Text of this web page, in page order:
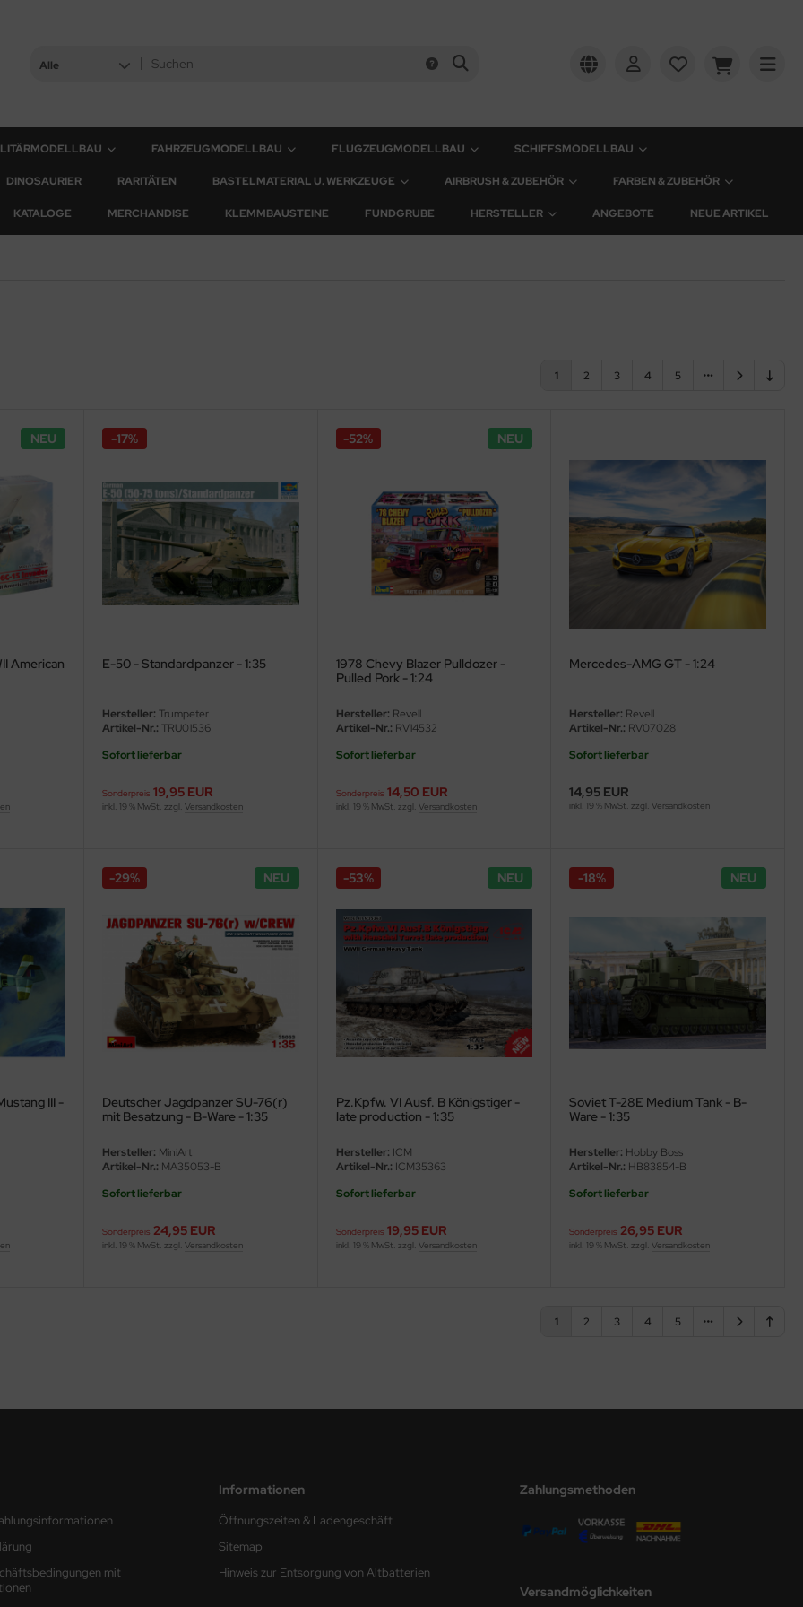
Alle
FAHRZEUGMODELLBAU FLUGZEUGMODELLBAU SCHIFFSMODELLBAU
DINOSAURIER RARITÄTEN BASTELMATERIAL U. WERKZEUGE AIRBRUSH & ZUBEHÖR FARBEN & ZUBEHÖR
KATALOGE MERCHANDISE KLEMMBAUSTEINE FUNDGRUBE HERSTELLER ANGEBOTE NEUE ARTIKEL
1 2 3 4 5
NEU
American
E-50 - Standardpanzer - 1:35
Hersteller: Trumpeter
Artikel-Nr.: TRU01536
Sofort lieferbar
Sonderpreis 19,95 EUR
-17%
inkl. 19 % MwSt. zzgl.Versandkosten
NEU
1978 Chevy Blazer Pulldozer -
Pulled Pork - 1:24
Hersteller: Revell
Artikel-Nr.: RV14532
Sofort lieferbar
Sonderpreis 14,50 EUR
-52%
inkl. 19 % MwSt. zzgl. Versandkosten
Mercedes-AMG GT - 1:24
Hersteller: Revell
Artikel-Nr.: RV07028
Sofort lieferbar
14,95 EUR
inkl. 19 % MwSt. zzgl.Versandkosten
III -
NEU
Deutscher Jagdpanzer SU-76(r)
mit Besatzung - B-Ware - 1:35
Hersteller: MiniArt
Artikel-Nr.: MA35053-B
Sofort lieferbar
Sonderpreis 24,95 EUR
-29%
inkl. 19 % MwSt. zzgl.Versandkosten
NEU
Pz.Kpfw. VI Ausf. B Königstiger -
late production - 1:35
Hersteller: ICM
Artikel-Nr.: ICM35363
Sofort lieferbar
Sonderpreis 19,95 EUR
-53%
inkl. 19 % MwSt. zzgl. Versandkosten
NEU
Soviet T-28E Medium Tank - B-
Ware - 1:35
Hersteller: Hobby Boss
Artikel-Nr.: HB83854-B
Sofort lieferbar
Sonderpreis 26,95 EUR
-18%
inkl. 19 % MwSt. zzgl.Versandkosten
1 2 3 4 5
mit
Informationen
Öffnungszeiten & Ladengeschäft
Sitemap
Hinweis zur Entsorgung von Altbatterien
Zahlungsmethoden
Versandmöglichkeiten